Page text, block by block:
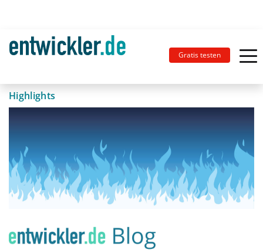
Gratis testen
Highlights